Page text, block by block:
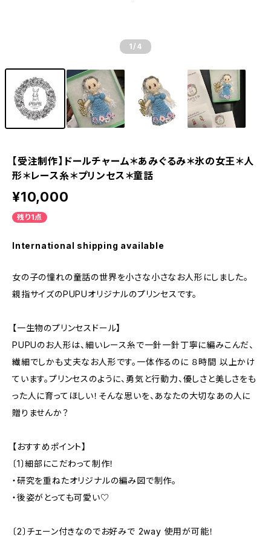
1 /4
【受注制作】ドールチャーム＊あみぐるみ＊氷の女王＊人
形＊レース糸＊プリンセス＊童話
¥10,000
残り1点
International shipping available
女の子の憧れの童話の世界を小さな小さなお人形にしました。
親指サイズのPUPUオリジナルのプリンセスです。
【一生物のプリンセスドール】
PUPUのお人形は、細いレース糸で一針一針丁寧に編みこんだ、
繊細でしかも丈夫なお人形です。一体作るのに ８時間 以上かけ
ています。プリンセスのように、勇気と行動力、優しさと美しさをも
った人に育ってほしい！そんな思いを、あなたの大切なあの人に
贈りませんか？
【おすすめポイント】
〔1〕細部にこだわって制作！
・研究を重ねたオリジナルの編み図で制作。
・後姿がとっても可愛い♡
〔2〕チェーン付きなのでお好みで 2way 使用が可能！